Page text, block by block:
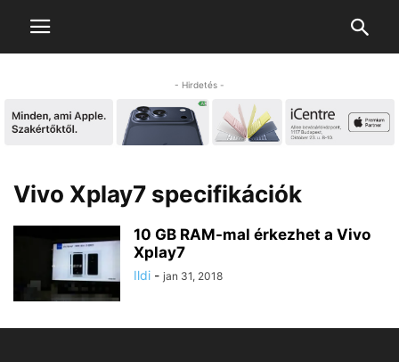
- Hirdetés -
Vivo Xplay7 specifikációk
10 GB RAM-mal érkezhet a Vivo
Xplay7
Ildi - jan 31, 2018